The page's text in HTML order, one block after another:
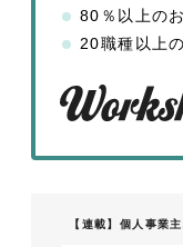
80％以上の
20職種以上
【連載】個人事業